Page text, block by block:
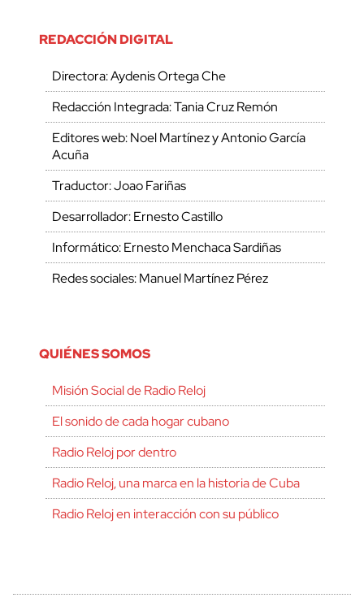
REDACCIÓN DIGITAL
Directora: Aydenis Ortega Che
Redacción Integrada: Tania Cruz Remón
Editores web: Noel Martínez y Antonio García
Acuña
Traductor: Joao Fariñas
Desarrollador: Ernesto Castillo
Informático: Ernesto Menchaca Sardiñas
Redes sociales: Manuel Martínez Pérez
QUIÉNES SOMOS
Misión Social de Radio Reloj
El sonido de cada hogar cubano
Radio Reloj por dentro
Radio Reloj, una marca en la historia de Cuba
Radio Reloj en interacción con su público